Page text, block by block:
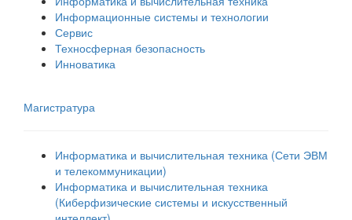
Информационные системы и технологии
Сервис
Техносферная безопасность
Инноватика
Магистратура
Информатика и вычислительная техника (Сети ЭВМ
и телекоммуникации)
Информатика и вычислительная техника
(Киберфизические системы и искусственный